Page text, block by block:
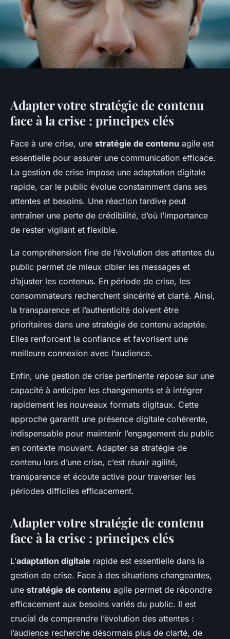
Adapter votre stratégie de contenu
face à la crise : principes clés
Face à une crise, une stratégie de contenu agile est
essentielle pour assurer une communication efficace.
La gestion de crise impose une adaptation digitale
rapide, car le public évolue constamment dans ses
attentes et besoins. Une réaction tardive peut
entraîner une perte de crédibilité, d’où l’importance
de rester vigilant et flexible.
La compréhension fine de l’évolution des attentes du
public permet de mieux cibler les messages et
d’ajuster les contenus. En période de crise, les
consommateurs recherchent sincérité et clarté. Ainsi,
la transparence et l’authenticité doivent être
prioritaires dans une stratégie de contenu adaptée.
Elles renforcent la confiance et favorisent une
meilleure connexion avec l’audience.
Enfin, une gestion de crise pertinente repose sur une
capacité à anticiper les changements et à intégrer
rapidement les nouveaux formats digitaux. Cette
approche garantit une présence digitale cohérente,
indispensable pour maintenir l’engagement du public
en contexte mouvant. Adapter sa stratégie de
contenu lors d’une crise, c’est réunir agilité,
transparence et écoute active pour traverser les
périodes difficiles efficacement.
Adapter votre stratégie de contenu
face à la crise : principes clés
L’adaptation digitale rapide est essentielle dans la
gestion de crise. Face à des situations changeantes,
une stratégie de contenu agile permet de répondre
efficacement aux besoins variés du public. Il est
crucial de comprendre l’évolution des attentes :
l’audience recherche désormais plus de clarté, de